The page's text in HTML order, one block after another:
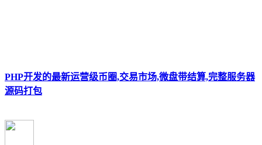
PHP开发的最新运营级币圈,交易市场,微盘带结算,完整服务器
源码打包